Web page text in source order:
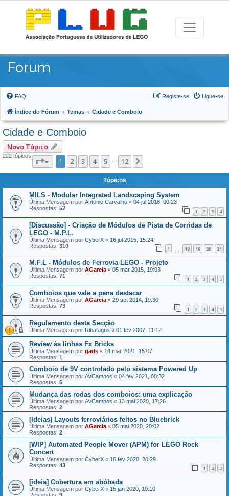
Forum
FAQ Ligue-se
Registe-se
Índice do Fórum Temas Cidade e Comboio
Cidade e Comboio
Novo Tópico
222 tópicos
Página 1de
1 2 3 4 5 12
Tópicos
MILS - Modular Integrated Landscaping System
Última Mensagem por Antonio Carvalho « 04 jul 2018, 00:23
Respostas: 52 1 2 3 4
[Discussão] - Criação de Módulos de Pista de Corridas de
LEGO - M.P.L.
Última Mensagem por CyberX « 16 jul 2015, 15:24
Respostas: 310 1 18 19 20 21
M.F.L - Módulos de Ferrovia LEGO - Projeto
Última Mensagem por AGarcia « 05 mar 2015, 19:03
Respostas: 71 1 2 3 4 5
Comboios que vale a pena destacar
Última Mensagem por AGarcia « 29 set 2014, 19:30
Respostas: 73 1 2 3 4 5
Regulamento desta Secção
Última Mensagem por Ribatagus « 01 fev 2007, 11:12
Review às linhas Fx Bricks
Última Mensagem por gads « 14 mar 2021, 15:07
Respostas: 1
Comboio de 9V controlado pelo sistema Powered Up
Última Mensagem por AVCampos « 04 fev 2021, 00:32
Respostas: 5
Mudança das rodas dos comboios: uma explicação
Última Mensagem por AVCampos « 13 mai 2020, 17:26
Respostas: 2
[Ideias] Layouts ferroviários feitos no Bluebrick
Última Mensagem por AGarcia « 05 mai 2020, 20:02
Respostas: 2
[WIP] Automated People Mover (APM) for LEGO Rock
Concert
Última Mensagem por CyberX « 16 fev 2020, 20:29
Respostas: 43 1 2 3
[ideia] Cobertura em abóbada
Última Mensagem por CyberX « 15 jan 2020, 10:10